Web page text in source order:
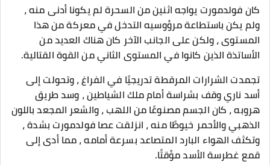
كان فولدمورت يواجه اثنين من السحرة لم يكونا أدنى منه ،
ولم يكن باستطاعة مرؤوسيه التدخل في معركة من هذا
المستوى ، ولكن على الجانب الآخر كان هناك العديد من
الأساتذة الذين كانوا في المستوى الثاني من القوة القتالية.
تجمدت الشرارات المرقطة تدريجيًا في الفراغ ، وتحولت إلى
أسد ناري وقف بشراسة أمام ملك الشياطين ، وسد طريق
هروبه ، كان الجسم مصنوعًا من اللهب ، والشعر المجعد باللون
الذهبي والأحمر خيوطًا منه ، انزلقت عصا فولدمورت بشدة ،
وتكثف الهواء البارد المتصاعد بسرعة أمامه ، مما أدى إلى
قمع غطرسة الأسد مؤقتًا.